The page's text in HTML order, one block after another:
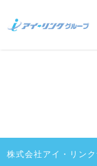
株式会社アイ・リン